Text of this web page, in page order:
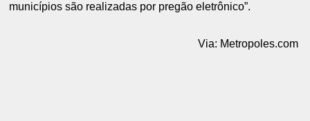
municípios são realizadas por pregão eletrônico”.
Via: Metropoles.com